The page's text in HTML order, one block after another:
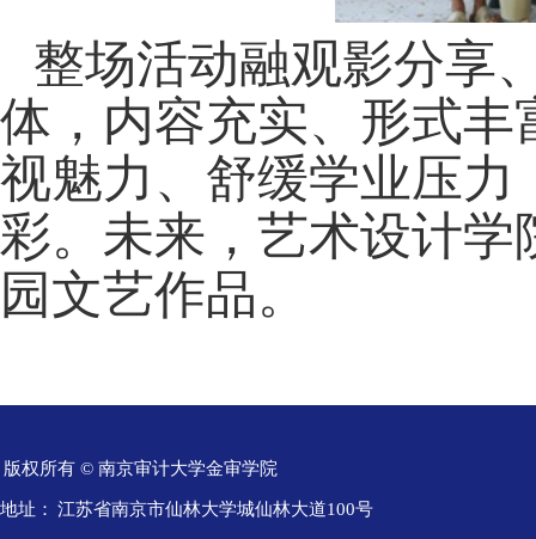
整场活动融观影分享
体，内容充实、形式
视魅力、舒缓学业压
彩。未来，艺术设计学
园文艺作品。
版权所有 © 南京审计大学金审学院
地址： 江苏省南京市仙林大学城仙林大道100号